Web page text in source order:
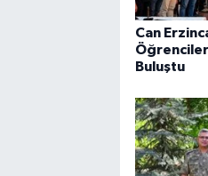
Can
Buluştu